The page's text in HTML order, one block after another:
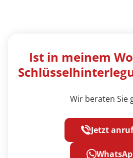
Ist in meinem
Wir beraten Sie
Jetzt